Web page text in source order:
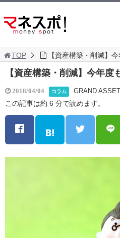
TOP 【資産構築・削減】
【資産構築・削減】今年度
2018/04/04 コラム GRAND
この記事は約 6 分で読めます。